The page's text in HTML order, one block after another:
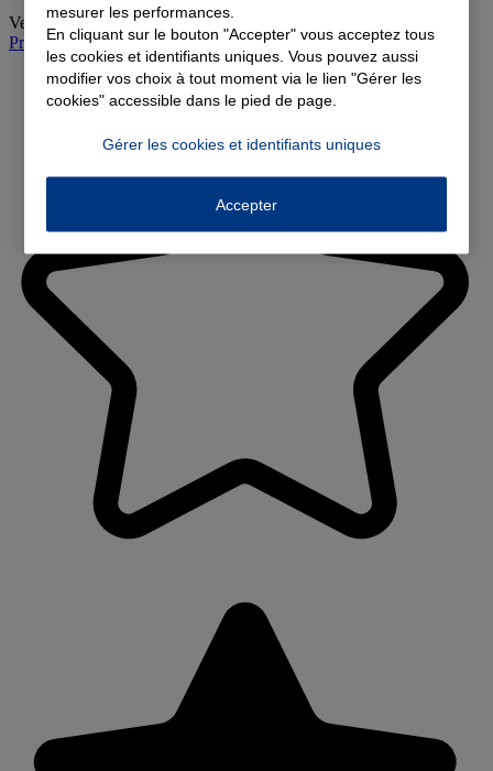
Vendredi: Fermé
Prendre rendez-vous à l'agence
mesurer les performances.
En cliquant sur le bouton "Accepter" vous acceptez tous
les cookies et identifiants uniques. Vous pouvez aussi
modifier vos choix à tout moment via le lien "Gérer les
cookies" accessible dans le pied de page.
Gérer les cookies et identifiants uniques
Accepter